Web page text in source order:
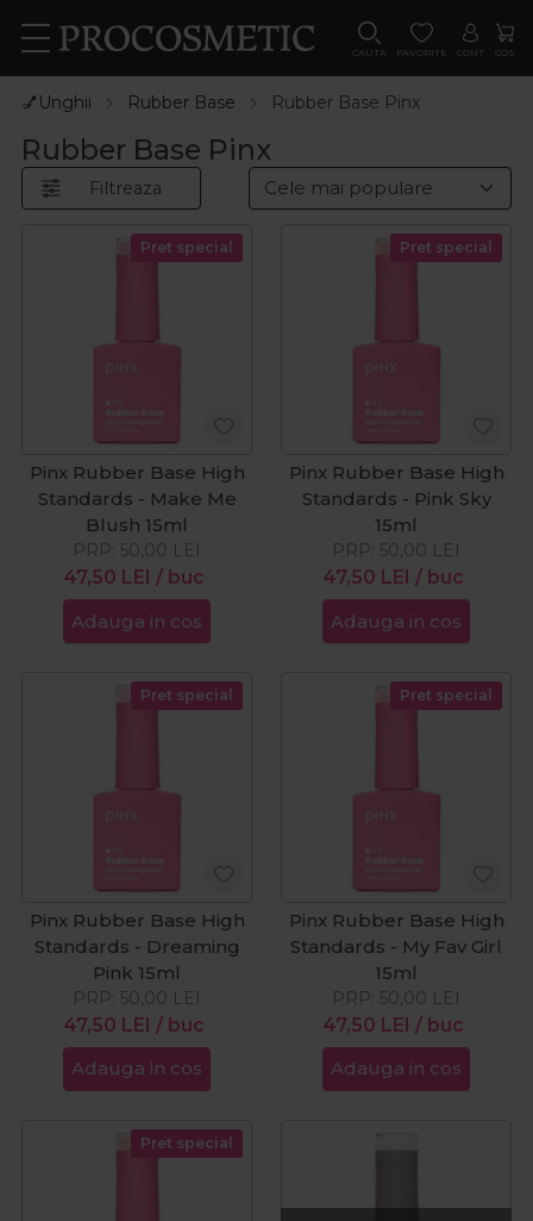
CAUTA FAVORITE CONT COS
💅Unghii Rubber Base Rubber Base Pinx
Rubber Base Pinx
Filtreaza
Pret special
Pinx Rubber Base High
Standards - Make Me
Blush 15ml
47,50 LEI / buc
PRP: 50,00 LEI
Adauga in cos
Pret special
Pinx Rubber Base High
Standards - Pink Sky
15ml
47,50 LEI / buc
PRP: 50,00 LEI
Adauga in cos
Pret special
Pinx Rubber Base High
Standards - Dreaming
Pink 15ml
47,50 LEI / buc
PRP: 50,00 LEI
Adauga in cos
Pret special
Pinx Rubber Base High
Standards - My Fav Girl
15ml
47,50 LEI / buc
PRP: 50,00 LEI
Adauga in cos
Pret special